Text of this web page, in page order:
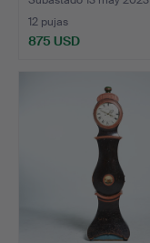
12 pujas
875 USD